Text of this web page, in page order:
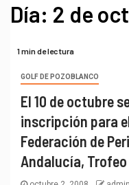
Día: 2 de
1 min de lectura
GOLF DE POZOBLANCO
El 10 de octubre
inscripción para
Federación de
Andalucía,